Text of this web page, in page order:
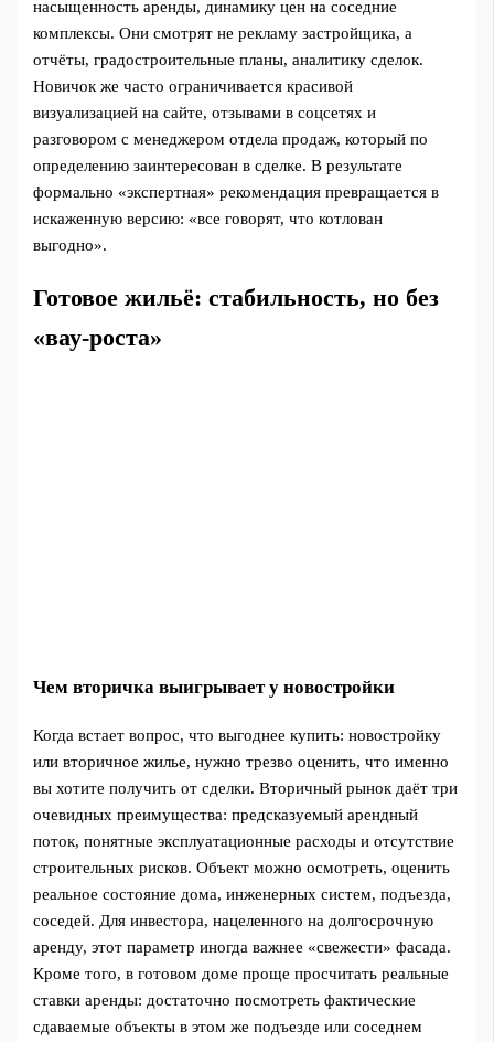
насыщенность аренды, динамику цен на соседние
комплексы. Они смотрят не рекламу застройщика, а
отчёты, градостроительные планы, аналитику сделок.
Новичок же часто ограничивается красивой
визуализацией на сайте, отзывами в соцсетях и
разговором с менеджером отдела продаж, который по
определению заинтересован в сделке. В результате
формально «экспертная» рекомендация превращается в
искаженную версию: «все говорят, что котлован
выгодно».
Готовое жильё: стабильность, но без
«вау-роста»
Чем вторичка выигрывает у новостройки
Когда встает вопрос, что выгоднее купить: новостройку
или вторичное жилье, нужно трезво оценить, что именно
вы хотите получить от сделки. Вторичный рынок даёт три
очевидных преимущества: предсказуемый арендный
поток, понятные эксплуатационные расходы и отсутствие
строительных рисков. Объект можно осмотреть, оценить
реальное состояние дома, инженерных систем, подъезда,
соседей. Для инвестора, нацеленного на долгосрочную
аренду, этот параметр иногда важнее «свежести» фасада.
Кроме того, в готовом доме проще просчитать реальные
ставки аренды: достаточно посмотреть фактические
сдаваемые объекты в этом же подъезде или соседнем